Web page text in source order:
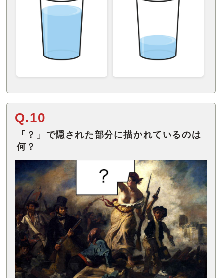
Q.10
「？」で隠された部分に描かれているのは
何？